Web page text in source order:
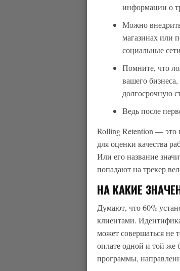
информации о
Можно
магазинах или
социальные
Помните, что
вашего
долгосрочную
Ведь после
Rolling Retention — это
для оценки качества
Или его название
попадают на трекер
НА КАКИЕ
Думают, что 60%
клиентами.
может совершаться не
оплате одной и той же
программы,